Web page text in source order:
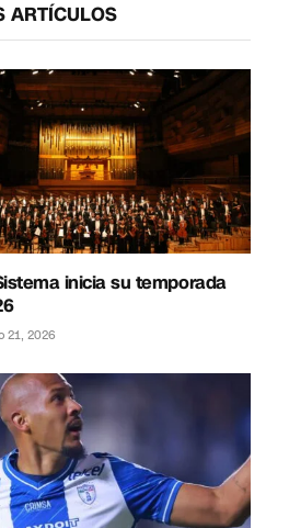
ARTÍCULOS
inicia su temporada
21, 2026